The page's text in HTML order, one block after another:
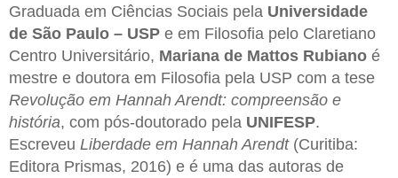
Graduada em Ciências Sociais pela Universidade
de São Paulo – USP e em Filosofia pelo Claretiano
Centro Universitário, Mariana de Mattos Rubiano é
mestre e doutora em Filosofia pela USP com a tese
Revolução em Hannah Arendt: compreensão e
história, com pós-doutorado pela UNIFESP.
Escreveu Liberdade em Hannah Arendt(Curitiba:
Editora Prismas, 2016) e é uma das autoras de